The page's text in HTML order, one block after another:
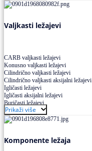
Valjkasti ležajevi
CARB valjkasti ležajevi
Konusno valjkasti ležajevi
Cilindrično valjkasti ležajevi
Cilindrično valjkasti aksijalni ležajevi
Igličasti ležajevi
Igličasti aksijalni ležajevi
Buričasti ležajevi
Buričasti zaptiveni ležajevi
Buričasti aksijalni ležajevi
Prikaži više
Komponente ležaja